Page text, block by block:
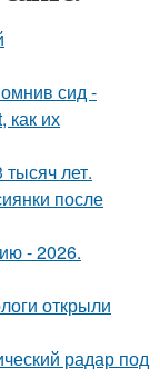
сид -
как их
лет.
после
- 2026.
открыли
радар под